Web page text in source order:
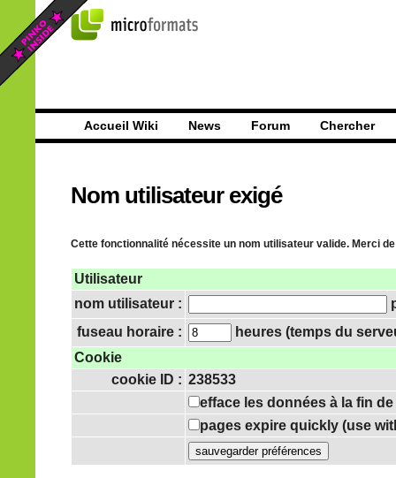
Accueil Wiki News Forum Chercher
Nom utilisateur exigé
Cette fonctionnalité nécessite un nom utilisateur valide. Merci
Utilisateur
nom utilisateur :
fuseau horaire :
heures (temps du
Cookie
cookie ID : 238533
efface les données à la fin
pages expire quickly (use